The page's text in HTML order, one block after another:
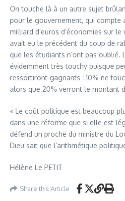
On touche là à un autre sujet
pour le gouvernement, qui compte
milliard d’euros d’économies sur
avait eu le précédent du coup de
que les étudiants n’ont pas oublié.
évidemment très touchy puisque
ressortiront gagnants : 10% ne
alors que 20% verront le montant
« Le coût politique est beaucoup
dans une réforme que si elle est
défend un proche du ministre du
Dieu sait que l’arithmétique
Hélène Le PETIT
Share this Article